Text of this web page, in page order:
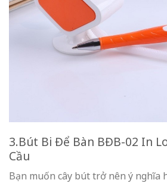
3.Bút Bi Để Bàn BĐB-02 In
Cầu
Bạn muốn cây bút trở nên ý nghĩa